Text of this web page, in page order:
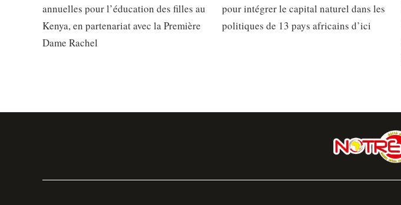
annuelles pour l’éducation des filles au
Kenya, en partenariat avec la Première
Dame Rachel
pour intégrer le capital naturel dans les
politiques de 13 pays africains d’ici